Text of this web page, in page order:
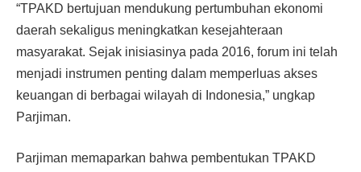
“TPAKD bertujuan mendukung pertumbuhan ekonomi
daerah sekaligus meningkatkan kesejahteraan
masyarakat. Sejak inisiasinya pada 2016, forum ini telah
menjadi instrumen penting dalam memperluas akses
keuangan di berbagai wilayah di Indonesia,” ungkap
Parjiman.
Parjiman memaparkan bahwa pembentukan TPAKD